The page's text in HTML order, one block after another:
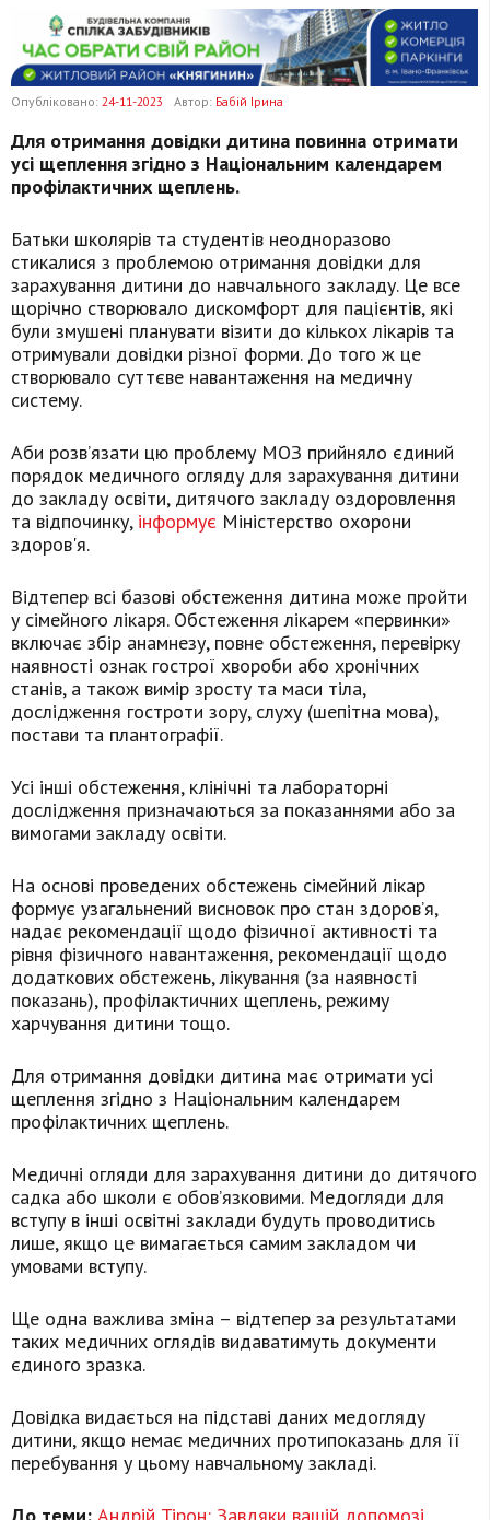
Опубліковано: 24-11-2023 Автор: Бабій Ірина
Для отримання довідки дитина повинна отримати
усі щеплення згідно з Національним календарем
профілактичних щеплень.
Батьки школярів та студентів неодноразово
стикалися з проблемою отримання довідки для
зарахування дитини до навчального закладу. Це все
щорічно створювало дискомфорт для пацієнтів, які
були змушені планувати візити до кількох лікарів та
отримували довідки різної форми. До того ж це
створювало суттєве навантаження на медичну
систему.
Аби розвʼязати цю проблему МОЗ прийняло єдиний
порядок медичного огляду для зарахування дитини
до закладу освіти, дитячого закладу оздоровлення
та відпочинку, інформує Міністерство охорони
здоров'я.
Відтепер всі базові обстеження дитина може пройти
у сімейного лікаря. Обстеження лікарем «первинки»
включає збір анамнезу, повне обстеження, перевірку
наявності ознак гострої хвороби або хронічних
станів, а також вимір зросту та маси тіла,
дослідження гостроти зору, слуху (шепітна мова),
постави та плантографії.
Усі інші обстеження, клінічні та лабораторні
дослідження призначаються за показаннями або за
вимогами закладу освіти.
На основі проведених обстежень сімейний лікар
формує узагальнений висновок про стан здоров’я,
надає рекомендації щодо фізичної активності та
рівня фізичного навантаження, рекомендації щодо
додаткових обстежень, лікування (за наявності
показань), профілактичних щеплень, режиму
харчування дитини тощо.
Для отримання довідки дитина має отримати усі
щеплення згідно з Національним календарем
профілактичних щеплень.
Медичні огляди для зарахування дитини до дитячого
садка або школи є обов’язковими. Медогляди для
вступу в інші освітні заклади будуть проводитись
лише, якщо це вимагається самим закладом чи
умовами вступу.
Ще одна важлива зміна – відтепер за результатами
таких медичних оглядів видаватимуть документи
єдиного зразка.
Довідка видається на підставі даних медогляду
дитини, якщо немає медичних протипоказань для її
перебування у цьому навчальному закладі.